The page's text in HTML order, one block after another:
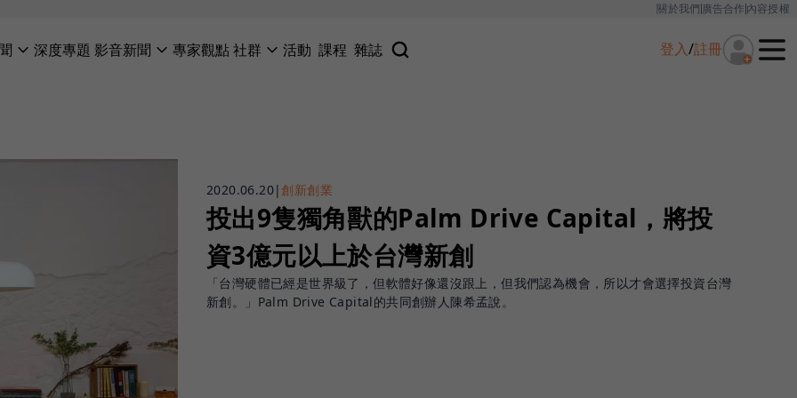
關於我們廣告合作內容授權
深度專題 影音新聞 專家觀點社群 活動 課程 雜誌 登入/註冊
2020.06.20|創新創業
投出9隻獨角獸的Palm Drive Capital，將投
資3億元以上於台灣新創
「台灣硬體已經是世界級了，但軟體好像還沒跟上，但我們認為機會，所以才會選擇投資台灣
新創。」Palm Drive Capital的共同創辦人陳希孟說。